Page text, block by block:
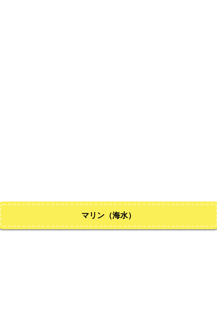
マリン（海水）